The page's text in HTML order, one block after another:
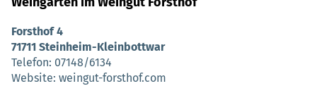
Forsthof 4
71711 Steinheim-Kleinbottwar
Telefon 07148/6134
Website weingut-forsthof.com